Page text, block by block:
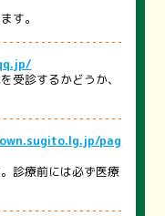
す。
受診するかどうか、
pag
診療前には必ず医療